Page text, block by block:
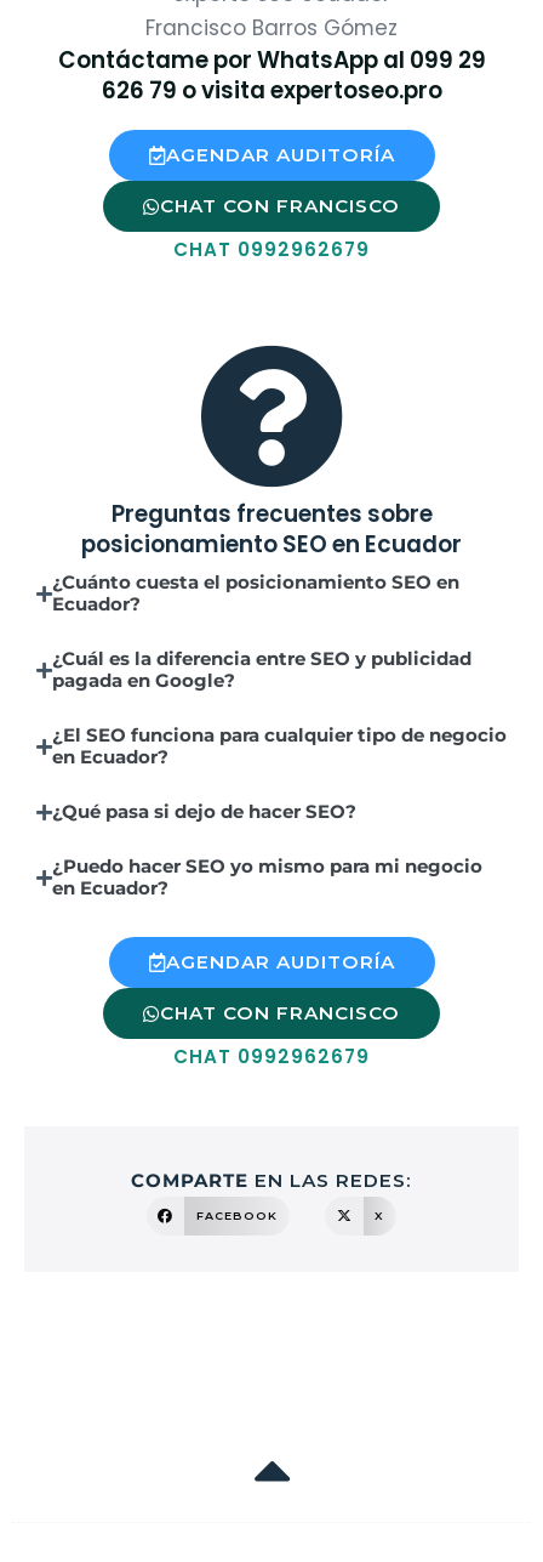
Contáctame por WhatsApp al 099 29
626 79 o visita expertoseo.pro
AGENDAR AUDITORÍA
CHAT CON FRANCISCO
CHAT 0992962679
Preguntas frecuentes sobre
posicionamiento SEO en Ecuador
¿Cuánto cuesta el posicionamiento SEO en
Ecuador?
¿Cuál es la diferencia entre SEO y publicidad
pagada en Google?
¿El SEO funciona para cualquier tipo de negocio
en Ecuador?
¿Qué pasa si dejo de hacer SEO?
¿Puedo hacer SEO yo mismo para mi negocio
en Ecuador?
AGENDAR AUDITORÍA
CHAT CON FRANCISCO
CHAT 0992962679
COMPARTE EN LAS REDES:
FACEBOOK X